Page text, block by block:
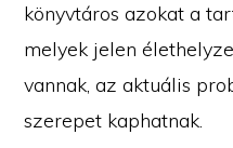
könyvtáros azokat a
melyek jelen
vannak, az aktuális
szerepet kaphatnak.